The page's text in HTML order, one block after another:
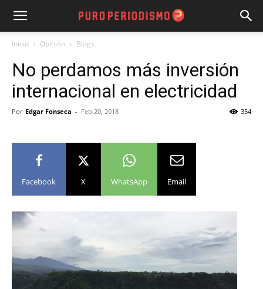
Inicio Opinión Blogs
No perdamos más inversión
internacional en electricidad
Por Edgar Fonseca - Feb 20, 2018 354
Facebook X WhatsApp Email